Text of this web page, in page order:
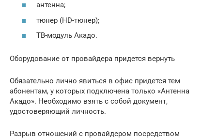
антенна;
тюнер (HD-тюнер);
ТВ-модуль Акадо.
Оборудование от провайдера придется вернуть
Обязательно лично явиться в офис придется тем
абонентам, у которых подключена только «Антенна
Акадо». Необходимо взять с собой документ,
удостоверяющий личность.
Разрыв отношений с провайдером посредством